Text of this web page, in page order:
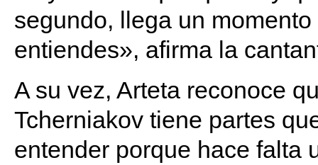
segundo, llega un
entiendes», afirma la
A su vez, Arteta reconoce
Tcherniakov tiene partes
entender porque hace falta